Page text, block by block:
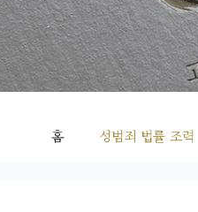
홈 성범죄 법률 조력